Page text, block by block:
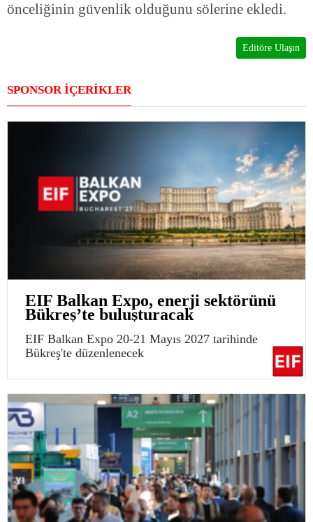
önceliğinin güvenlik olduğunu sölerine ekledi.
Editöre Ulaşın
SPONSOR İÇERİKLER
EIF Balkan Expo, enerji sektörünü
Bükreş’te buluşturacak
EIF Balkan Expo 20-21 Mayıs 2027 tarihinde
Bükreş'te düzenlenecek